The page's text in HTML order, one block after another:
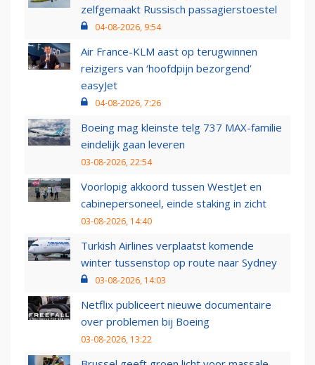
zelfgemaakt Russisch passagierstoestel
04-08-2026, 9:54
Air France-KLM aast op terugwinnen
reizigers van ‘hoofdpijn bezorgend’
easyJet
04-08-2026, 7:26
Boeing mag kleinste telg 737 MAX-familie
eindelijk gaan leveren
03-08-2026, 22:54
Voorlopig akkoord tussen WestJet en
cabinepersoneel, einde staking in zicht
03-08-2026, 14:40
Turkish Airlines verplaatst komende
winter tussenstop op route naar Sydney
03-08-2026, 14:03
Netflix publiceert nieuwe documentaire
over problemen bij Boeing
03-08-2026, 13:22